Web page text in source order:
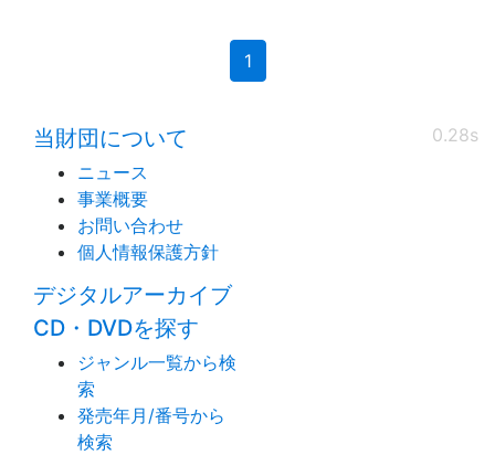
1(current)
0.28s
当財団について
ニュース
事業概要
お問い合わせ
個人情報保護方針
デジタルアーカイブ
CD・DVDを探す
ジャンル一覧から検
索
発売年月/番号から
検索